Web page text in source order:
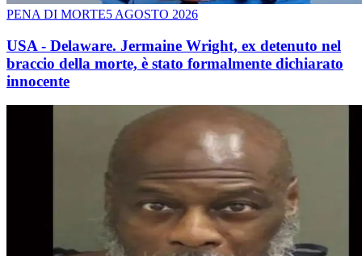
PENA DI MORTE5 AGOSTO 2026
USA - Delaware. Jermaine Wright, ex detenuto nel
braccio della morte, è stato formalmente dichiarato
innocente